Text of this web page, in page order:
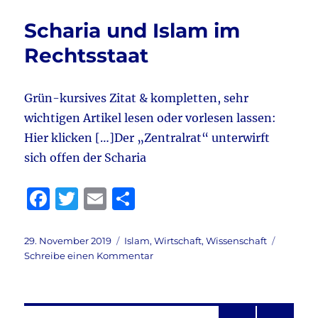
b
o
o
k
r
Scharia und Islam im
Rechtsstaat
Grün-kursives Zitat & kompletten, sehr
wichtigen Artikel lesen oder vorlesen lassen:
Hier klicken […]Der „Zentralrat“ unterwirft
sich offen der Scharia
F
c
e
T
it
te
E
ai
l
le
n
Veröffentlicht
am
29. November 2019 Kategorien
Islam,Wirtschaft,Wissenschaft
Schreibe einen Kommentarzu